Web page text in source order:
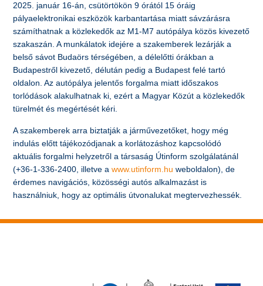
2025. január 16-án, csütörtökön 9 órától 15 óráig
pályaelektronikai eszközök karbantartása miatt sávzárásra
számíthatnak a közlekedők az M1-M7 autópálya közös kivezető
szakaszán. A munkálatok idejére a szakemberek lezárják a
belső sávot Budaörs térségében, a délelőtti órákban a
Budapestről kivezető, délután pedig a Budapest felé tartó
oldalon. Az autópálya jelentős forgalma miatt időszakos
torlódások alakulhatnak ki, ezért a Magyar Közút a közlekedők
türelmét és megértését kéri.
A szakemberek arra biztatják a járművezetőket, hogy még
indulás előtt tájékozódjanak a korlátozáshoz kapcsolódó
aktuális forgalmi helyzetről a társaság Útinform szolgálatánál
(+36-1-336-2400, illetve awww.utinform.hu weboldalon), de
érdemes navigációs, közösségi autós alkalmazást is
használniuk, hogy az optimális útvonalukat megtervezhessék.